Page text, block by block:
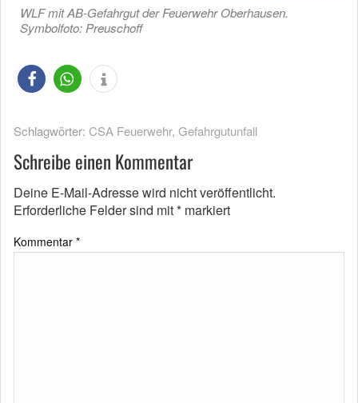
WLF mit AB-Gefahrgut der Feuerwehr Oberhausen.
Symbolfoto: Preuschoff
Schlagwörter: CSA Feuerwehr, Gefahrgutunfall
Schreibe einen Kommentar
Deine E-Mail-Adresse wird nicht veröffentlicht.
Erforderliche Felder sind mit* markiert
Kommentar *